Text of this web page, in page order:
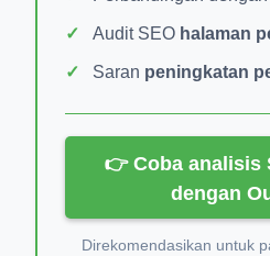
Audit SEO halaman
Saran peningkatan
👉 Coba analisis
dengan
Direkomendasikan untuk